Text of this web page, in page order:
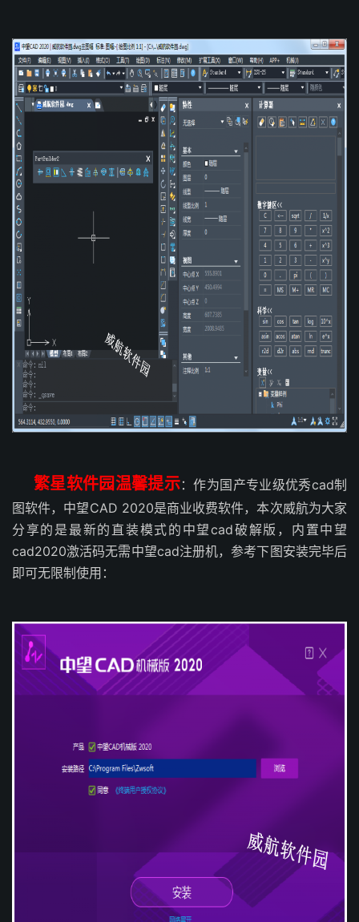
繁星软件园温馨提示：作为国产专业级优秀cad制
图软件，中望CAD 2020是商业收费软件，本次威航为大家
分享的是最新的直装模式的中望cad破解版，内置中望
cad2020激活码无需中望cad注册机，参考下图安装完毕后
即可无限制使用：